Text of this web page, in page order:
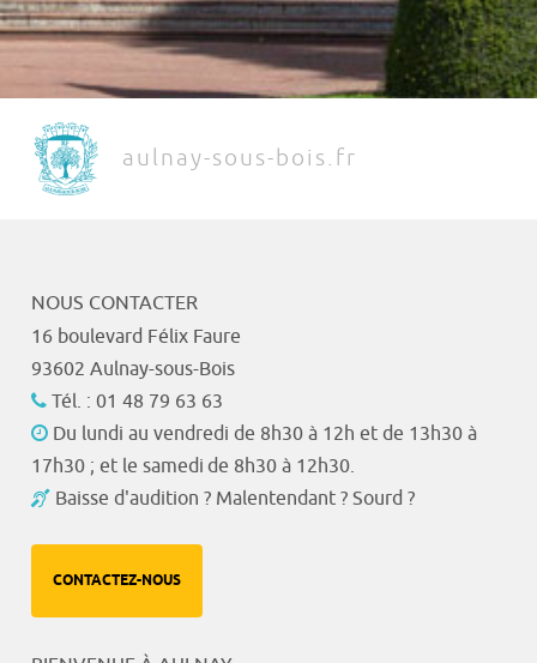
aulnay-sous-bois.fr
NOUS CONTACTER
16 boulevard Félix Faure
93602 Aulnay-sous-Bois
Tél. : 01 48 79 63 63
Du lundi au vendredi de 8h30 à 12h et de 13h30 à
17h30 ; et le samedi de 8h30 à 12h30.
Baisse d'audition ? Malentendant ? Sourd ?
CONTACTEZ-NOUS